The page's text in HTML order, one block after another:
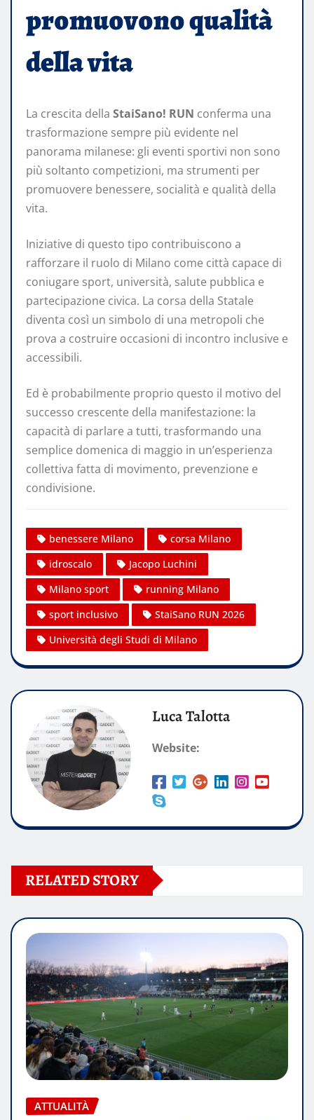
promuovono qualità
della vita
La crescita della StaiSano! RUN conferma una
trasformazione sempre più evidente nel
panorama milanese: gli eventi sportivi non sono
più soltanto competizioni, ma strumenti per
promuovere benessere, socialità e qualità della
vita.
Iniziative di questo tipo contribuiscono a
rafforzare il ruolo di Milano come città capace di
coniugare sport, università, salute pubblica e
partecipazione civica. La corsa della Statale
diventa così un simbolo di una metropoli che
prova a costruire occasioni di incontro inclusive e
accessibili.
Ed è probabilmente proprio questo il motivo del
successo crescente della manifestazione: la
capacità di parlare a tutti, trasformando una
semplice domenica di maggio in un’esperienza
collettiva fatta di movimento, prevenzione e
condivisione.
benessere Milano
corsa Milano
idroscalo
Jacopo Luchini
Milano sport
running Milano
sport inclusivo
StaiSano RUN 2026
Università degli Studi di Milano
Luca Talotta
Website:
RELATED STORY
ATTUALITÀ